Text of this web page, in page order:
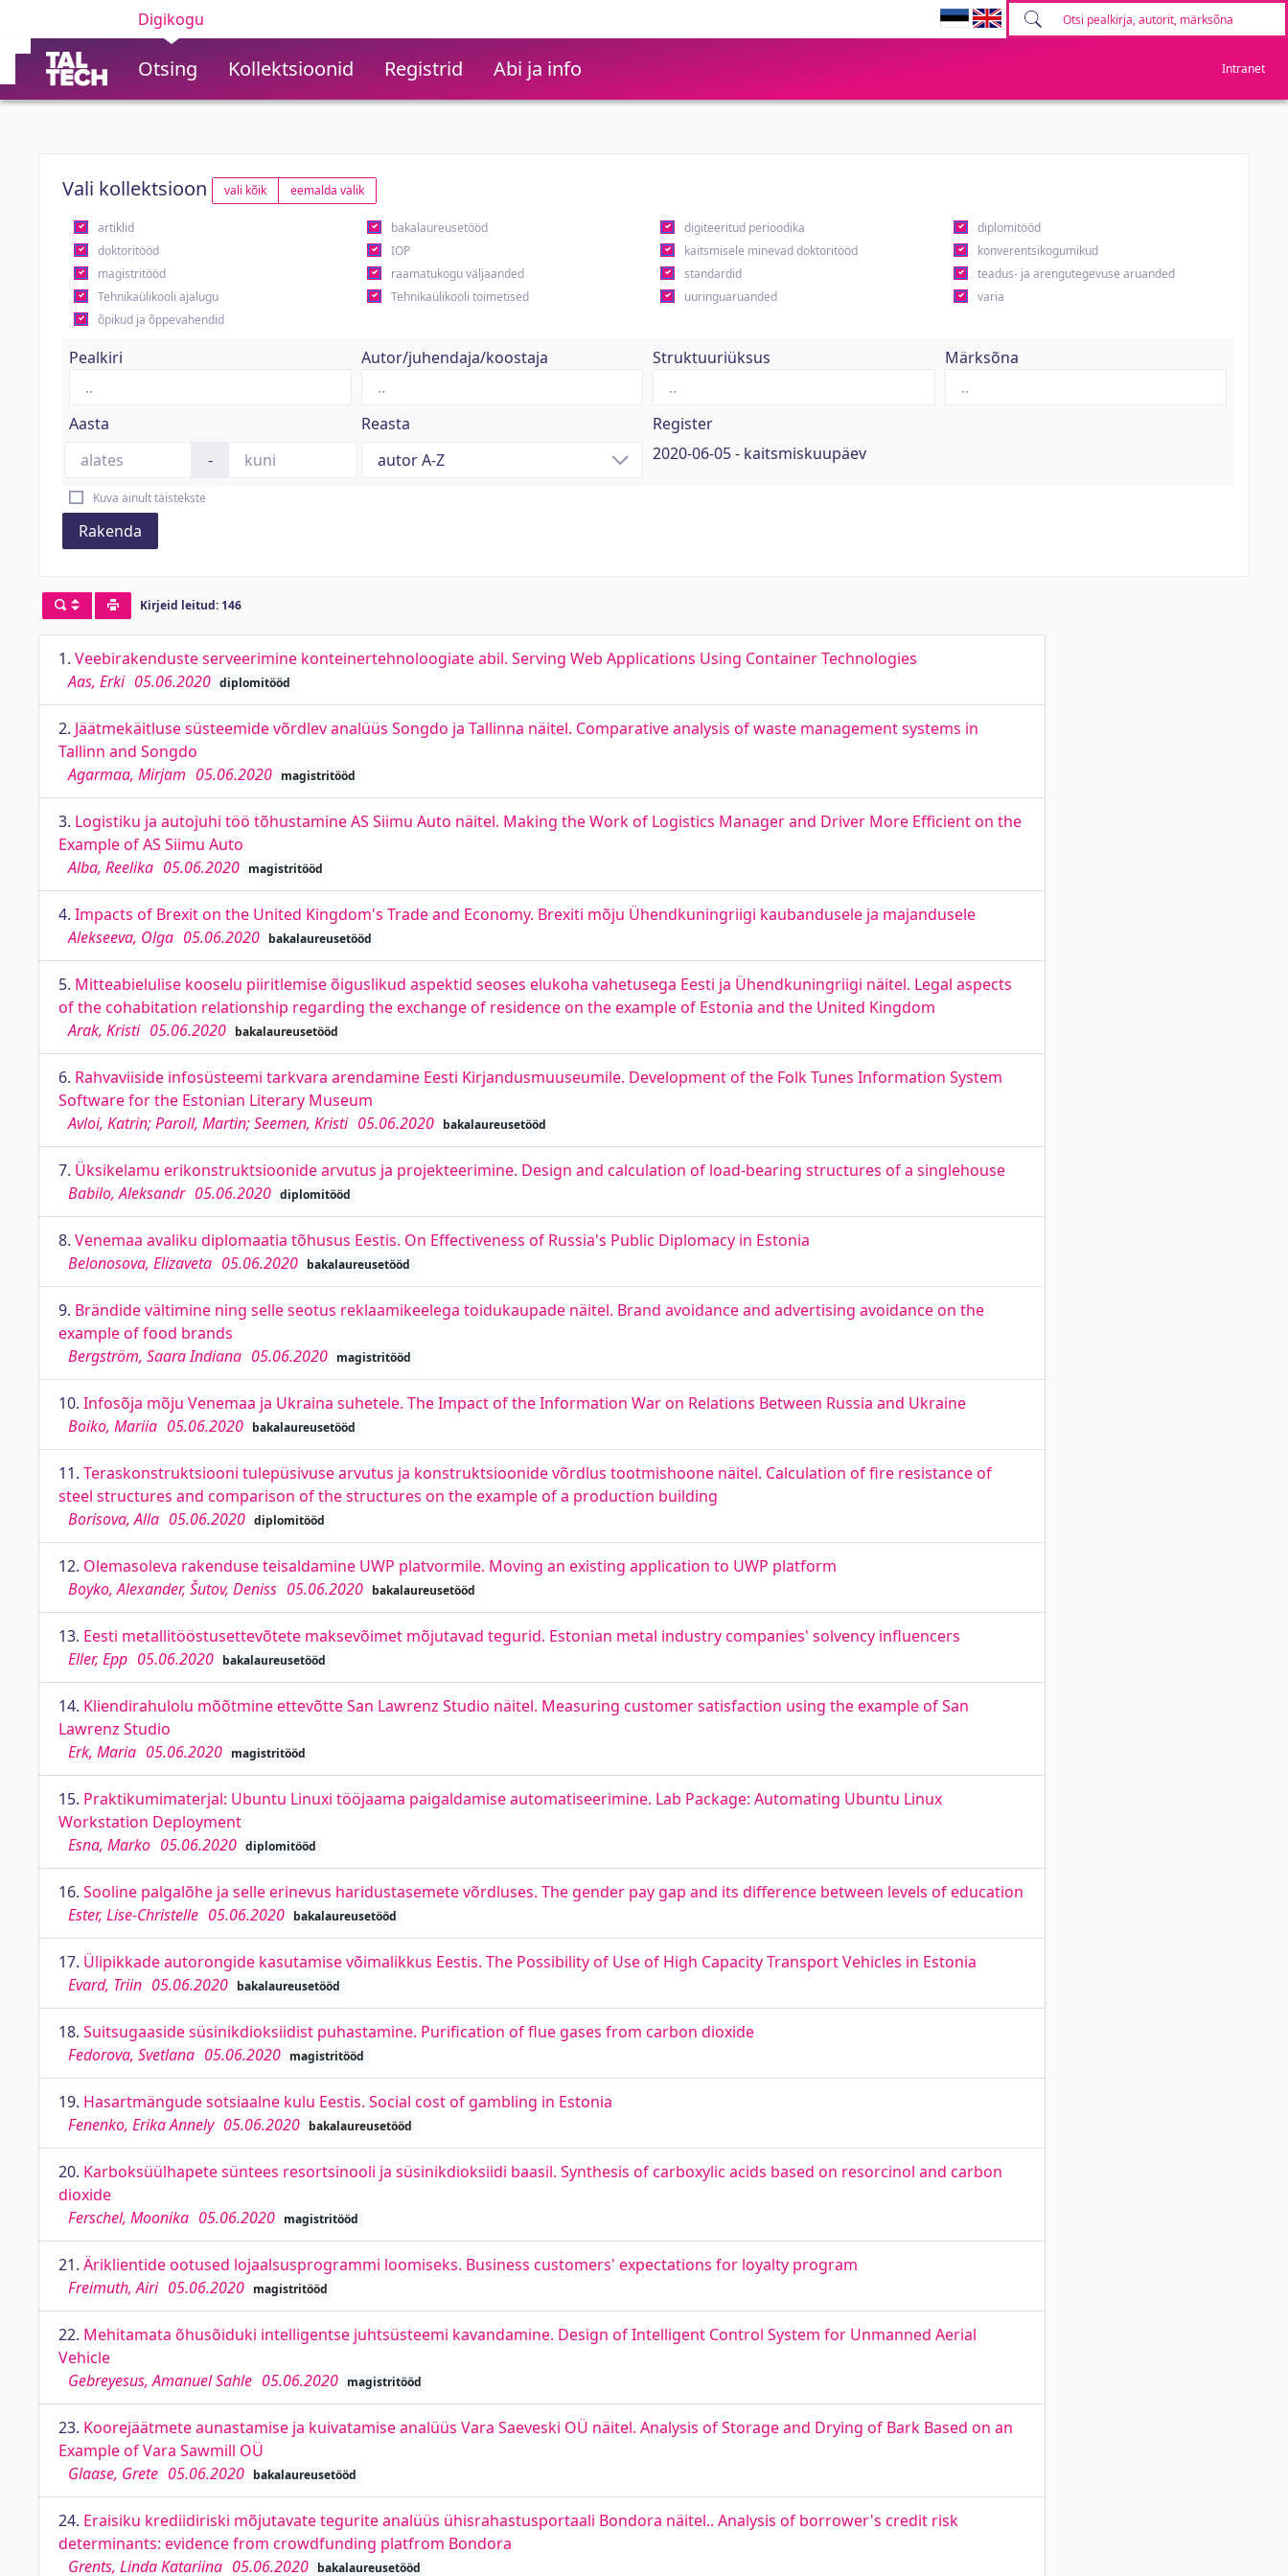
Digikogu
Otsing Kollektsioonid Registrid Abi ja info Intranet
Vali kollektsioon vali kõik eemalda valik
artiklid bakalaureusetööd digiteeritud perioodika
diplomitööd
doktoritööd
IOP kaitsmisele minevad doktoritööd
konverentsikogumikud
magistritööd
raamatukogu väljaanded standardid
teadus- ja arengutegevuse aruanded
Tehnikaülikooli ajalugu
Tehnikaülikooli toimetised uuringuaruanded
varia
õpikud ja õppevahendid
Pealkiri Autor/juhendaja/koostaja Struktuuriüksus Märksõna
Aasta
-
Reasta
Register
2020-06-05 - kaitsmiskuupäev
Kuva ainult täistekste
Rakenda
Kirjeid leitud: 146
1. Veebirakenduste serveerimine konteinertehnoloogiate abil. Serving Web Applications Using Container Technologies
Aas, Erki 05.06.2020 diplomitööd
2. Jäätmekäitluse süsteemide võrdlev analüüs Songdo ja Tallinna näitel. Comparative analysis of waste management systems in
Tallinn and Songdo
Agarmaa, Mirjam 05.06.2020 magistritööd
3. Logistiku ja autojuhi töö tõhustamine AS Siimu Auto näitel. Making the Work of Logistics Manager and Driver More Efficient on the
Example of AS Siimu Auto
Alba, Reelika 05.06.2020 magistritööd
4. Impacts of Brexit on the United Kingdom's Trade and Economy. Brexiti mõju Ühendkuningriigi kaubandusele ja majandusele
Alekseeva, Olga 05.06.2020 bakalaureusetööd
5. Mitteabielulise kooselu piiritlemise õiguslikud aspektid seoses elukoha vahetusega Eesti ja Ühendkuningriigi näitel. Legal aspects
of the cohabitation relationship regarding the exchange of residence on the example of Estonia and the United Kingdom
Arak, Kristi 05.06.2020 bakalaureusetööd
6. Rahvaviiside infosüsteemi tarkvara arendamine Eesti Kirjandusmuuseumile. Development of the Folk Tunes Information System
Software for the Estonian Literary Museum
Avloi, Katrin; Paroll, Martin; Seemen, Kristi 05.06.2020 bakalaureusetööd
7. Üksikelamu erikonstruktsioonide arvutus ja projekteerimine. Design and calculation of load-bearing structures of a singlehouse
Babilo, Aleksandr 05.06.2020 diplomitööd
8. Venemaa avaliku diplomaatia tõhusus Eestis. On Effectiveness of Russia's Public Diplomacy in Estonia
Belonosova, Elizaveta 05.06.2020 bakalaureusetööd
9. Brändide vältimine ning selle seotus reklaamikeelega toidukaupade näitel. Brand avoidance and advertising avoidance on the
example of food brands
Bergström, Saara Indiana 05.06.2020 magistritööd
10. Infosõja mõju Venemaa ja Ukraina suhetele. The Impact of the Information War on Relations Between Russia and Ukraine
Boiko, Mariia 05.06.2020 bakalaureusetööd
11. Teraskonstruktsiooni tulepüsivuse arvutus ja konstruktsioonide võrdlus tootmishoone näitel. Calculation of fire resistance of
steel structures and comparison of the structures on the example of a production building
Borisova, Alla 05.06.2020 diplomitööd
12. Olemasoleva rakenduse teisaldamine UWP platvormile. Moving an existing application to UWP platform
Boyko, Alexander, Šutov, Deniss 05.06.2020 bakalaureusetööd
13. Eesti metallitööstusettevõtete maksevõimet mõjutavad tegurid. Estonian metal industry companies' solvency influencers
Eller, Epp 05.06.2020 bakalaureusetööd
14. Kliendirahulolu mõõtmine ettevõtte San Lawrenz Studio näitel. Measuring customer satisfaction using the example of San
Lawrenz Studio
Erk, Maria 05.06.2020 magistritööd
15. Praktikumimaterjal: Ubuntu Linuxi tööjaama paigaldamise automatiseerimine. Lab Package: Automating Ubuntu Linux
Workstation Deployment
Esna, Marko 05.06.2020 diplomitööd
16. Sooline palgalõhe ja selle erinevus haridustasemete võrdluses. The gender pay gap and its difference between levels of education
Ester, Lise-Christelle 05.06.2020 bakalaureusetööd
17. Ülipikkade autorongide kasutamise võimalikkus Eestis. The Possibility of Use of High Capacity Transport Vehicles in Estonia
Evard, Triin 05.06.2020 bakalaureusetööd
18. Suitsugaaside süsinikdioksiidist puhastamine. Purification of flue gases from carbon dioxide
Fedorova, Svetlana 05.06.2020 magistritööd
19. Hasartmängude sotsiaalne kulu Eestis. Social cost of gambling in Estonia
Fenenko, Erika Annely 05.06.2020 bakalaureusetööd
20. Karboksüülhapete süntees resortsinooli ja süsinikdioksiidi baasil. Synthesis of carboxylic acids based on resorcinol and carbon
dioxide
Ferschel, Moonika 05.06.2020 magistritööd
21. Äriklientide ootused lojaalsusprogrammi loomiseks. Business customers' expectations for loyalty program
Freimuth, Airi 05.06.2020 magistritööd
22. Mehitamata õhusõiduki intelligentse juhtsüsteemi kavandamine. Design of Intelligent Control System for Unmanned Aerial
Vehicle
Gebreyesus, Amanuel Sahle 05.06.2020 magistritööd
23. Koorejäätmete aunastamise ja kuivatamise analüüs Vara Saeveski OÜ näitel. Analysis of Storage and Drying of Bark Based on an
Example of Vara Sawmill OÜ
Glaase, Grete 05.06.2020 bakalaureusetööd
24. Eraisiku krediidiriski mõjutavate tegurite analüüs ühisrahastusportaali Bondora näitel.. Analysis of borrower's credit risk
determinants: evidence from crowdfunding platfrom Bondora
Grents, Linda Katariina 05.06.2020 bakalaureusetööd